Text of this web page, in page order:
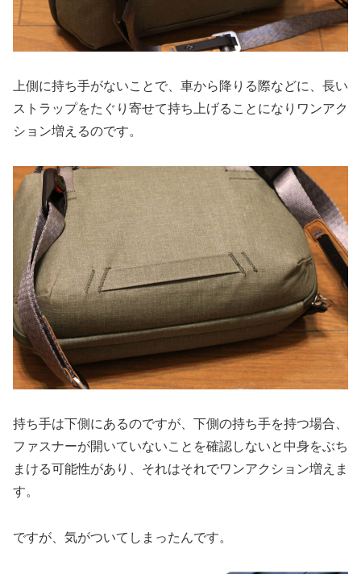
上側に持ち手がないことで、車から降りる際などに、長い
ストラップをたぐり寄せて持ち上げることになりワンアク
ション増えるのです。
持ち手は下側にあるのですが、下側の持ち手を持つ場合、
ファスナーが開いていないことを確認しないと中身をぶち
まける可能性があり、それはそれでワンアクション増えま
す。
ですが、気がついてしまったんです。